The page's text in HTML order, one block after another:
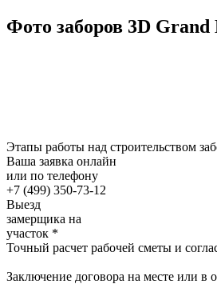
Фото заборов 3D Grand
Этапы работы над строительством
Ваша заявка онлайн
или по телефону
+7 (499) 350-73-12
Выезд
замерщика на
участок *
Точный расчет рабочей сметы и
Заключение договора на месте или в